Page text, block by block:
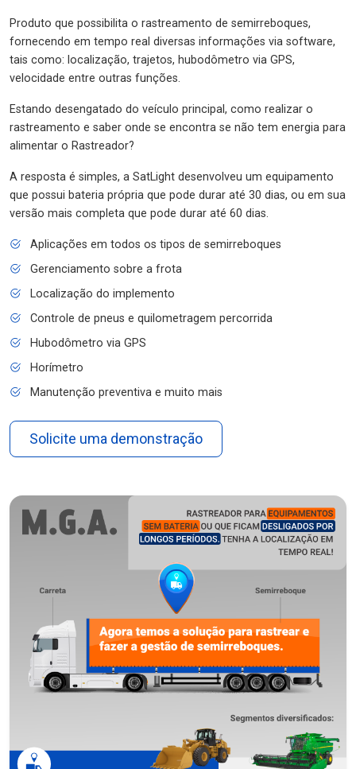
Produto que possibilita o rastreamento de semirreboques,
fornecendo em tempo real diversas informações via software,
tais como: localização, trajetos, hubodômetro via GPS,
velocidade entre outras funções.
Estando desengatado do veículo principal, como realizar o
rastreamento e saber onde se encontra se não tem energia para
alimentar o Rastreador?
A resposta é simples, a SatLight desenvolveu um equipamento
que possui bateria própria que pode durar até 30 dias, ou em sua
versão mais completa que pode durar até 60 dias.
Aplicações em todos os tipos de semirreboques
Gerenciamento sobre a frota
Localização do implemento
Controle de pneus e quilometragem percorrida
Hubodômetro via GPS
Horímetro
Manutenção preventiva e muito mais
Solicite uma demonstração